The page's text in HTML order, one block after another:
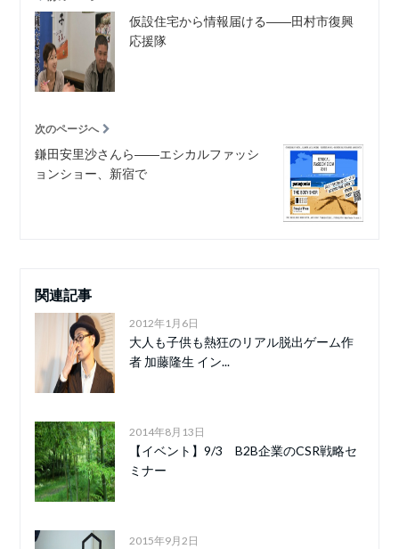
仮設住宅から情報届ける――田村市復興
応援隊
次のページへ
鎌田安里沙さんら――エシカルファッシ
ョンショー、新宿で
関連記事
2012年1月6日
大人も子供も熱狂のリアル脱出ゲーム作
者 加藤隆生 イン...
2014年8月13日
【イベント】9/3 B2B企業のCSR戦略セ
ミナー
2015年9月2日